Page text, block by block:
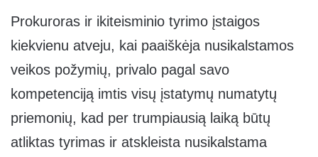
Prokuroras ir ikiteisminio tyrimo įstaigos
kiekvienu atveju, kai paaiškėja nusikalstamos
veikos požymių, privalo pagal savo
kompetenciją imtis visų įstatymų numatytų
priemonių, kad per trumpiausią laiką būtų
atliktas tyrimas ir atskleista nusikalstama